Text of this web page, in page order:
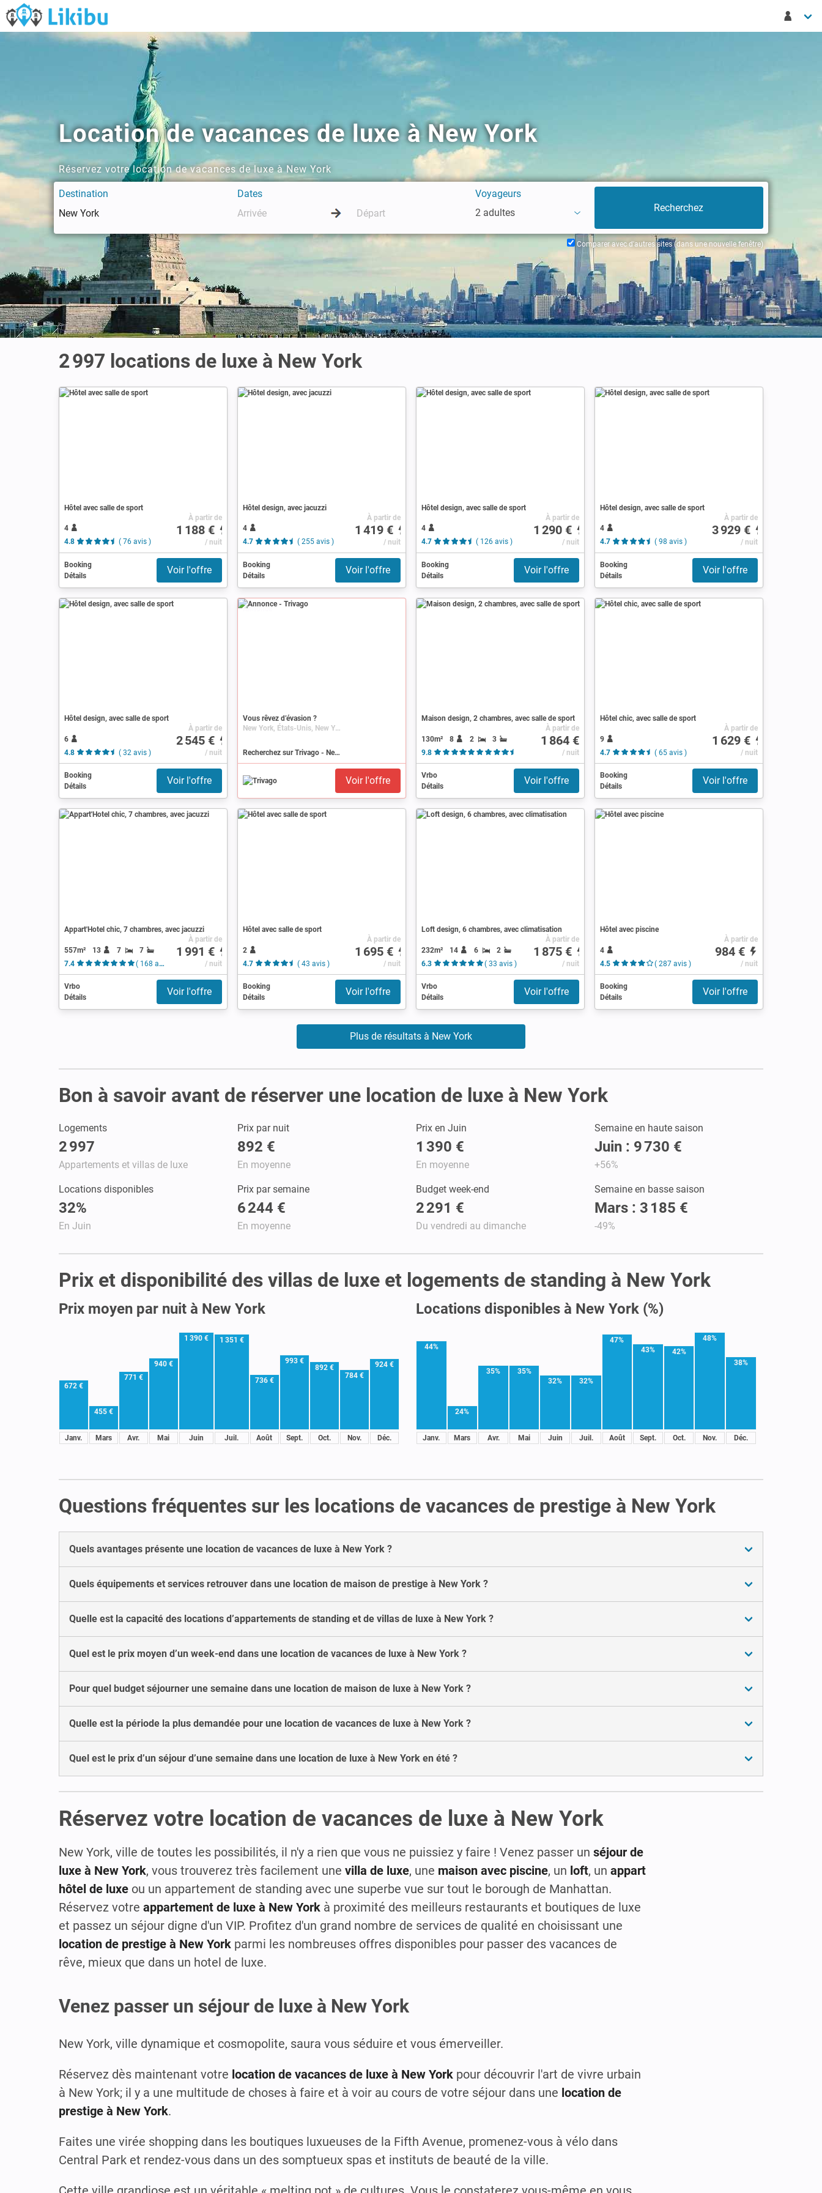
Location de vacances de luxe à New York
Réservez votre location de vacances de luxe à New York
Destination Dates
Voyageurs
2 adultes
Comparer avec d'autres sites (dans une nouvelle fenêtre)
2 997 locations de luxe à New York
Hôtel avec salle de sport
4
4.8
( 76 avis )
À partir de
1 188 €
/ nuit
Booking
Détails
Voir l'offre
Hôtel design, avec jacuzzi
4
4.7
( 255 avis )
À partir de
1 419 €
/ nuit
Booking
Détails
Voir l'offre
Hôtel design, avec salle de sport
4
4.7
( 126 avis )
À partir de
1 290 €
/ nuit
Booking
Détails
Voir l'offre
Hôtel design, avec salle de sport
4
4.7
( 98 avis )
À partir de
3 929 €
/ nuit
Booking
Détails
Voir l'offre
Hôtel design, avec salle de sport
6
4.8
( 32 avis )
À partir de
2 545 €
/ nuit
Booking
Détails
Voir l'offre
Annonce
Vous rêvez d’évasion ?
New York, États-Unis, New York (état)
Recherchez sur Trivago - New York
Voir l'offre
Maison design, 2 chambres, avec salle de sport
130m² 8 2
3
9.8
À partir de
1 864 €
/ nuit
Vrbo
Détails
Voir l'offre
Hôtel chic, avec salle de sport
9
4.7
( 65 avis )
À partir de
1 629 €
/ nuit
Booking
Détails
Voir l'offre
Appart'Hotel chic, 7 chambres, avec jacuzzi
557m² 13 7
7
7.4
( 168 avis )
À partir de
1 991 €
/ nuit
Vrbo
Détails
Voir l'offre
Hôtel avec salle de sport
2
4.7
( 43 avis )
À partir de
1 695 €
/ nuit
Booking
Détails
Voir l'offre
Loft design, 6 chambres, avec climatisation
232m² 14 6
2
6.3
( 33 avis )
À partir de
1 875 €
/ nuit
Vrbo
Détails
Voir l'offre
Hôtel avec piscine
4
4.5
( 287 avis )
À partir de
984 €
/ nuit
Booking
Détails
Voir l'offre
Plus de résultats à New York
Bon à savoir avant de réserver une location de luxe à New York
Logements
2 997
Appartements et villas de luxe
Prix par nuit
892 €
En moyenne
Prix en Juin
1 390 €
En moyenne
Semaine en haute saison
Juin : 9 730 €
+56%
Locations disponibles
32%
En Juin
Prix par semaine
6 244 €
En moyenne
Budget week-end
2 291 €
Du vendredi au dimanche
Semaine en basse saison
Mars : 3 185 €
-49%
Prix et disponibilité des villas de luxe et logements de standing à New York
Prix moyen par nuit à New York
672 €
Janv.
455 €
Mars
771 €
Avr.
940 €
Mai
1 390 €
Juin
1 351 €
Juil.
736 €
Août
993 €
Sept.
892 €
Oct.
784 €
Nov.
924 €
Déc.
Locations disponibles à New York (%)
44%
Janv.
24%
Mars
35%
Avr.
35%
Mai
32%
Juin
32%
Juil.
47%
Août
43%
Sept.
42%
Oct.
48%
Nov.
38%
Déc.
Questions fréquentes sur les locations de vacances de prestige à New York
Quels avantages présente une location de vacances de luxe à New York ?
Quels équipements et services retrouver dans une location de maison de prestige à New York ?
Quelle est la capacité des locations d’appartements de standing et de villas de luxe à New York ?
Quel est le prix moyen d’un week-end dans une location de vacances de luxe à New York ?
Pour quel budget séjourner une semaine dans une location de maison de luxe à New York ?
Quelle est la période la plus demandée pour une location de vacances de luxe à New York ?
Quel est le prix d’un séjour d’une semaine dans une location de luxe à New York en été ?
Réservez votre location de vacances de luxe à New York
New York, ville de toutes les possibilités, il n'y a rien que vous ne puissiez y faire ! Venez passer un séjour de
luxe à New York, vous trouverez très facilement une villa de luxe, une maison avec piscine, un loft, un appart
hôtel de luxe ou un appartement de standing avec une superbe vue sur tout le borough de Manhattan.
Réservez votre appartement de luxe à New York à proximité des meilleurs restaurants et boutiques de luxe
et passez un séjour digne d'un VIP. Profitez d'un grand nombre de services de qualité en choisissant une
location de prestige à New York parmi les nombreuses offres disponibles pour passer des vacances de
rêve, mieux que dans un hotel de luxe.
Venez passer un séjour de luxe à New York
New York, ville dynamique et cosmopolite, saura vous séduire et vous émerveiller.
Réservez dès maintenant votre location de vacances de luxe à New York pour découvrir l'art de vivre urbain
à New York; il y a une multitude de choses à faire et à voir au cours de votre séjour dans une location de
prestige à New York.
Faites une virée shopping dans les boutiques luxueuses de la Fifth Avenue, promenez-vous à vélo dans
Central Park et rendez-vous dans un des somptueux spas et instituts de beauté de la ville.